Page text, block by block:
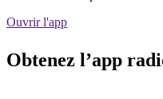
Ouvrir l'app
Obtenez l’app